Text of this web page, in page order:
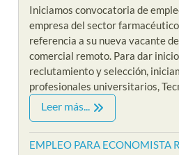
Iniciamos convocatoria de
empresa del sector
referencia a su nueva vacante
comercial remoto. Para dar
reclutamiento y selección,
profesionales universitarios,
Leer más...
EMPLEO PARA ECONOMISTA